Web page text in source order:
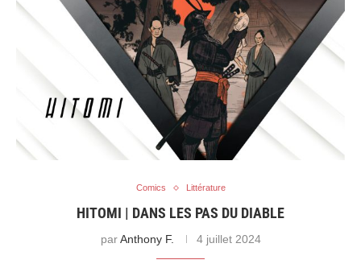
Comics Littérature
HITOMI | DANS LES PAS DU DIABLE
parAnthony F. 4 juillet 2024